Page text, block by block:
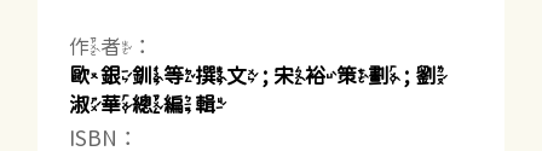
作者：
歐銀釧等撰文 ; 宋裕策劃 ; 劉
淑華總編輯
ISBN：